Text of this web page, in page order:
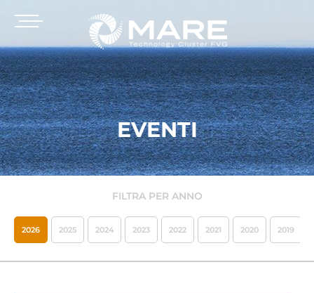
EVENTI
FILTRA PER ANNO
2026 2025 2024 2023 2022 2021 2020 2019